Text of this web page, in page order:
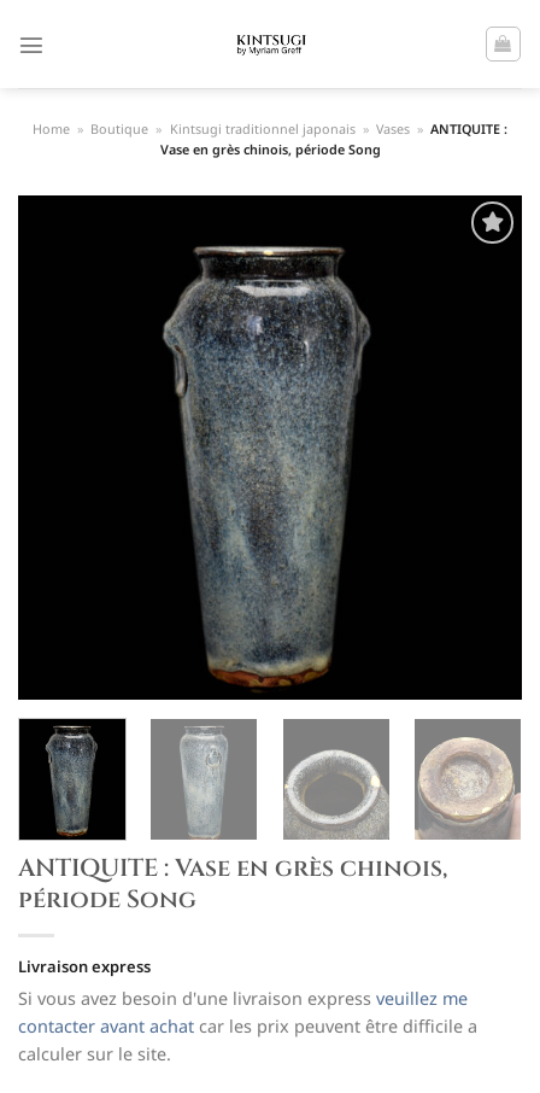
Home » Boutique » Kintsugi traditionnel japonais » Vases » ANTIQUITE :
Vase en grès chinois, période Song
ANTIQUITE : Vase en grès chinois,
période Song
Livraison express
Si vous avez besoin d'une livraison express veuillez me
contacter avant achat car les prix peuvent être difficile a
calculer sur le site.